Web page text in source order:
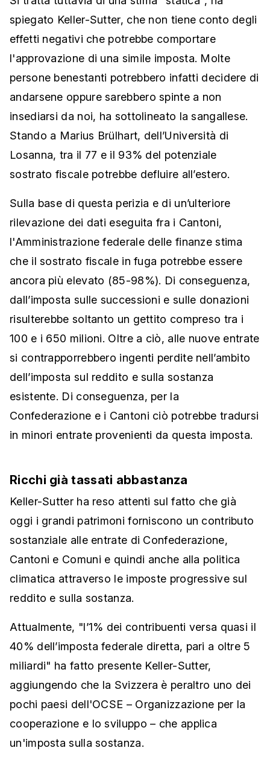
spiegato Keller-Sutter, che non tiene conto degli
effetti negativi che potrebbe comportare
l'approvazione di una simile imposta. Molte
persone benestanti potrebbero infatti decidere di
andarsene oppure sarebbero spinte a non
insediarsi da noi, ha sottolineato la sangallese.
Stando a Marius Brülhart, dell’Università di
Losanna, tra il 77 e il 93% del potenziale
sostrato fiscale potrebbe defluire all’estero.
Sulla base di questa perizia e di un’ulteriore
rilevazione dei dati eseguita fra i Cantoni,
l'Amministrazione federale delle finanze stima
che il sostrato fiscale in fuga potrebbe essere
ancora più elevato (85-98%). Di conseguenza,
dall’imposta sulle successioni e sulle donazioni
risulterebbe soltanto un gettito compreso tra i
100 e i 650 milioni. Oltre a ciò, alle nuove entrate
si contrapporrebbero ingenti perdite nell’ambito
dell’imposta sul reddito e sulla sostanza
esistente. Di conseguenza, per la
Confederazione e i Cantoni ciò potrebbe tradursi
in minori entrate provenienti da questa imposta.
Ricchi già tassati abbastanza
Keller-Sutter ha reso attenti sul fatto che già
oggi i grandi patrimoni forniscono un contributo
sostanziale alle entrate di Confederazione,
Cantoni e Comuni e quindi anche alla politica
climatica attraverso le imposte progressive sul
reddito e sulla sostanza.
Attualmente, "l’1% dei contribuenti versa quasi il
40% dell’imposta federale diretta, pari a oltre 5
miliardi" ha fatto presente Keller-Sutter,
aggiungendo che la Svizzera è peraltro uno dei
pochi paesi dell'OCSE – Organizzazione per la
cooperazione e lo sviluppo – che applica
un'imposta sulla sostanza.